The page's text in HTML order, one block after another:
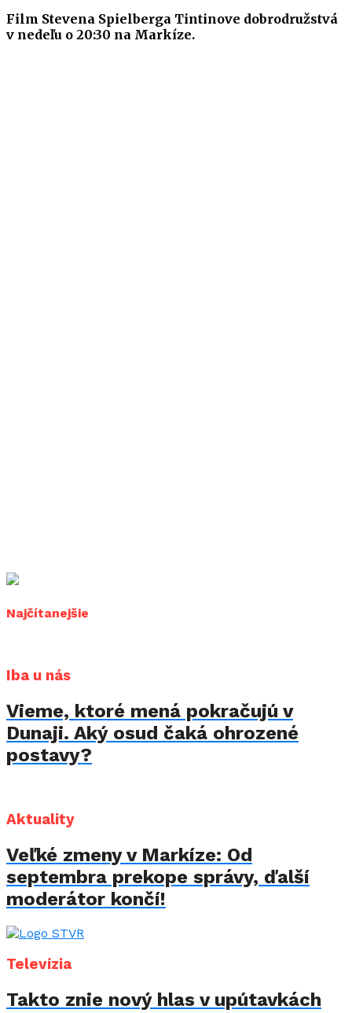
Film Stevena Spielberga Tintinove dobrodružstvá
v nedeľu o 20:30 na Markíze.
Najčítanejšie
Iba u nás
Vieme, ktoré mená pokračujú v
Dunaji. Aký osud čaká ohrozené
postavy?
Aktuality
Veľké zmeny v Markíze: Od
septembra prekope správy, ďalší
moderátor končí!
Televízia
Takto znie nový hlas v upútavkách